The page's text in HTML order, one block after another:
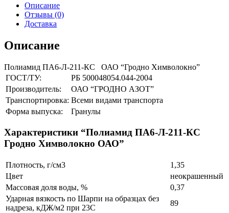
Описание
Отзывы (0)
Доставка
Описание
Полиамид ПА6-Л-211-КС ОАО “Гродно Химволокно”
ГОСТ/ТУ:
РБ 500048054.044-2004
Производитель:
ОАО “ГРОДНО АЗОТ”
Транспортировка: Всеми видами транспорта
Форма выпуска:
Гранулы
Характеристики “Полиамид ПА6-Л-211-КС
Гродно Химволокно ОАО”
Плотность, г/см3
1,35
Цвет
неокрашенный
Массовая доля воды, %
0,37
Ударная вязкость по Шарпи на образцах без
надреза, кДЖ/м2 при 23С
89